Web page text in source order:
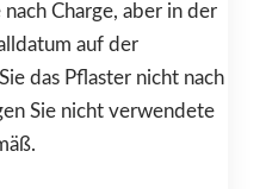
Charge, aber in der
auf der
das Pflaster nicht nach
Sie nicht verwendete